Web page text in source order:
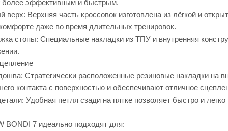
более эффективным и быстрым.
Верхняя часть кроссовок изготовлена из лёгкой и
даже во время длительных тренировок.
стопы: Специальные накладки из ТПУ и внутренняя
Стратегически расположенные резиновые накладки
контакта с поверхностью и обеспечивают отличное
Удобная петля сзади на пятке позволяет быстро и легко
BONDI 7 идеально подходят для: